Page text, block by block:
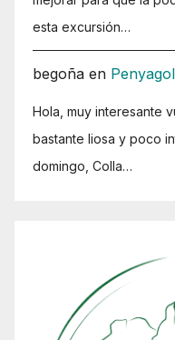
esta excursión…
begoña en
Hola, muy interesante
bastante liosa y poco
domingo, Colla…